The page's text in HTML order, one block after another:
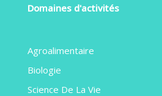
Domaines d'activités
Agroalimentaire
Biologie
Science De La Vie